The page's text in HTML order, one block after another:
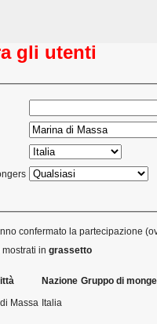
gli utenti
confermato la partecipazione
in grassetto
Nazione Gruppo di
Massa Italia